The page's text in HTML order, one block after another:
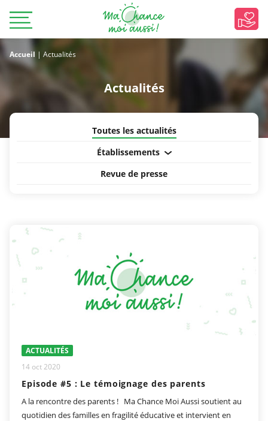
Accueil | Actualités
Actualités
Toutes les actualités
Établissements
Revue de presse
ACTUALITÉS
14 oct 2020
Episode #5 : Le témoignage des parents
A la rencontre des parents ! Ma Chance Moi Aussi soutient au
quotidien des familles en fragilité éducative et intervient en